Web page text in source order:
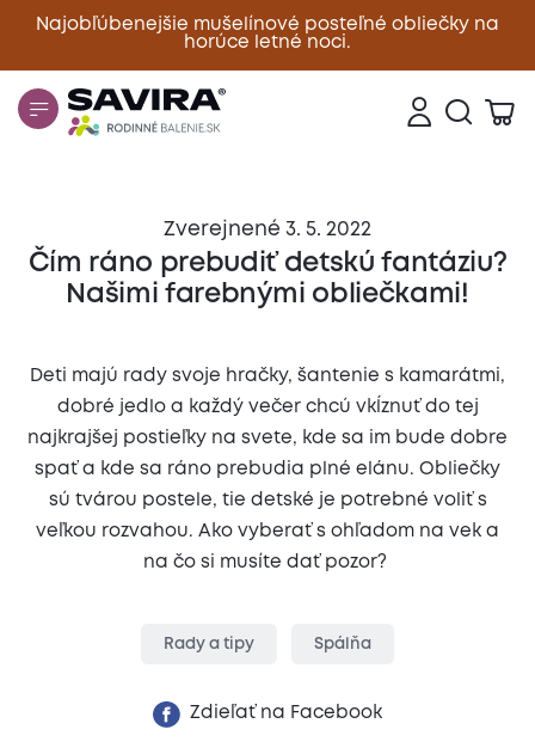
Najobľúbenejšie mušelínové posteľné obliečky na
horúce letné noci.
Zavrieť
Zverejnené 3. 5. 2022
Čím ráno prebudiť detskú fantáziu?
Našimi farebnými obliečkami!
Deti majú rady svoje hračky, šantenie s kamarátmi,
dobré jedlo a každý večer chcú vkĺznuť do tej
najkrajšej postieľky na svete, kde sa im bude dobre
spať a kde sa ráno prebudia plné elánu. Obliečky
sú tvárou postele, tie detské je potrebné voliť s
veľkou rozvahou. Ako vyberať s ohľadom na vek a
na čo si musíte dať pozor?
Rady a tipy Spálňa
Zdieľať na Facebook